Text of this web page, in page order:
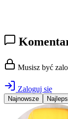
Musisz być
Zaloguj się
Najnowsze